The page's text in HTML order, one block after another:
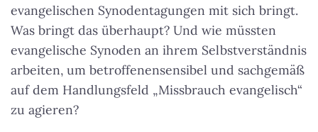
evangelischen Synodentagungen mit sich bringt.
Was bringt das überhaupt? Und wie müssten
evangelische Synoden an ihrem Selbstverständnis
arbeiten, um betroffenensensibel und sachgemäß
auf dem Handlungsfeld „Missbrauch evangelisch“
zu agieren?